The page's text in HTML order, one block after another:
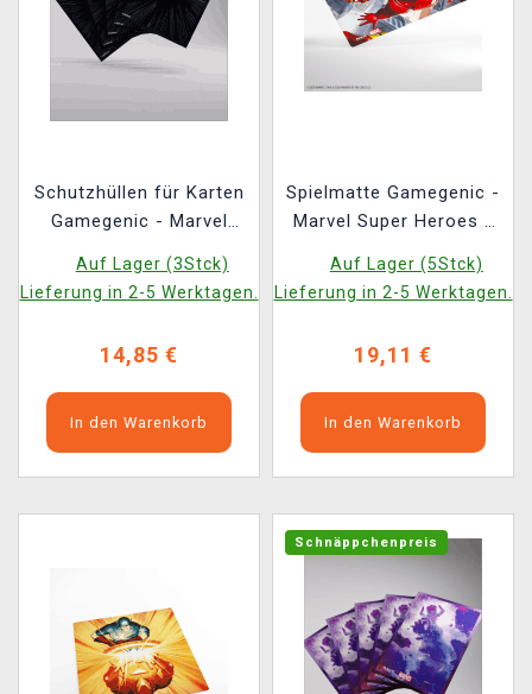
Schutzhüllen für Karten
Gamegenic - Marvel
Premium Double
Sleeving Comic Burst
Auf Lager (3Stck)
Lieferung in 2-5 Werktagen.
14,85 €
In den Warenkorb
Spielmatte Gamegenic -
Marvel Super Heroes -
Machines
Auf Lager (5Stck)
Lieferung in 2-5 Werktagen.
19,11 €
In den Warenkorb
Schnäppchenpreis